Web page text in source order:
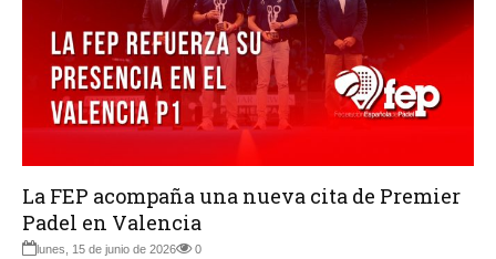
La FEP acompaña una nueva cita de Premier
Padel en Valencia
lunes, 15 de junio de 2026 0